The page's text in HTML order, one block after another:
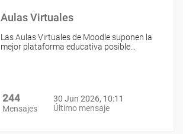
Aulas Virtuales
Las Aulas Virtuales de Moodle suponen la
mejor plataforma educativa posible…
244
Mensajes
30 Jun 2026, 10:11
Último mensaje